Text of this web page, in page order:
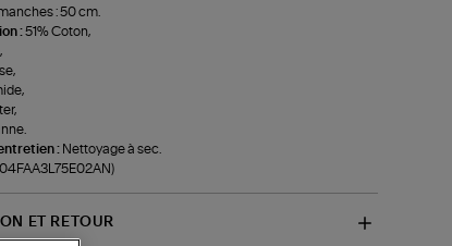
: 50 cm.
:51% Coton,
: Nettoyage à sec.
ET RETOUR